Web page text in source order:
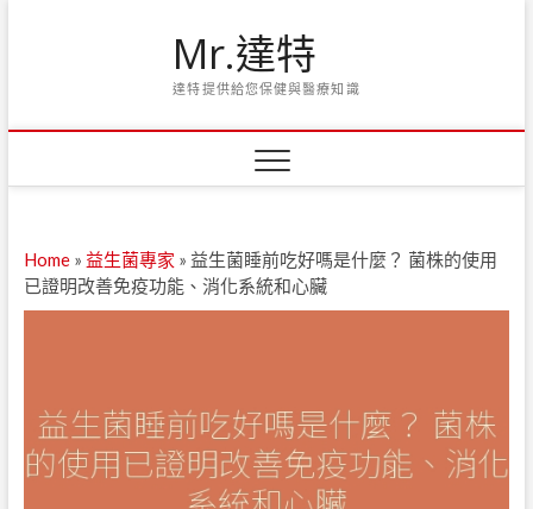
Mr.達特
達特提供給您保健與醫療知識
Home» 益生菌專家 » 益生菌睡前吃好嗎是什麼？ 菌株的使用
已證明改善免疫功能、消化系統和心臟